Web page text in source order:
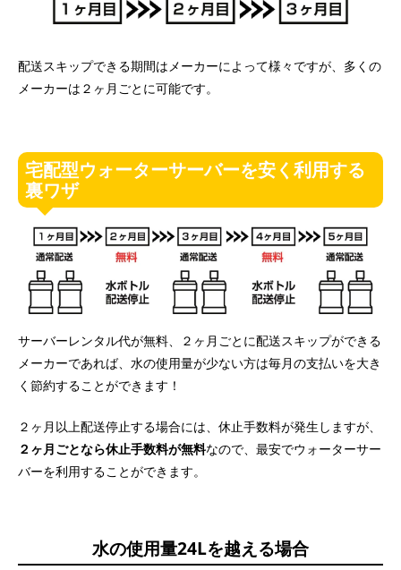
配送スキップできる期間はメーカーによって様々ですが、多くの
メーカーは２ヶ月ごとに可能です。
宅配型ウォーターサーバーを安く利用する
裏ワザ
サーバーレンタル代が無料、２ヶ月ごとに配送スキップができる
メーカーであれば、水の使用量が少ない方は毎月の支払いを大き
く節約することができます！
２ヶ月以上配送停止する場合には、休止手数料が発生しますが、
２ヶ月ごとなら休止手数料が無料なので、最安でウォーターサー
バーを利用することができます。
水の使用量24Lを越える場合